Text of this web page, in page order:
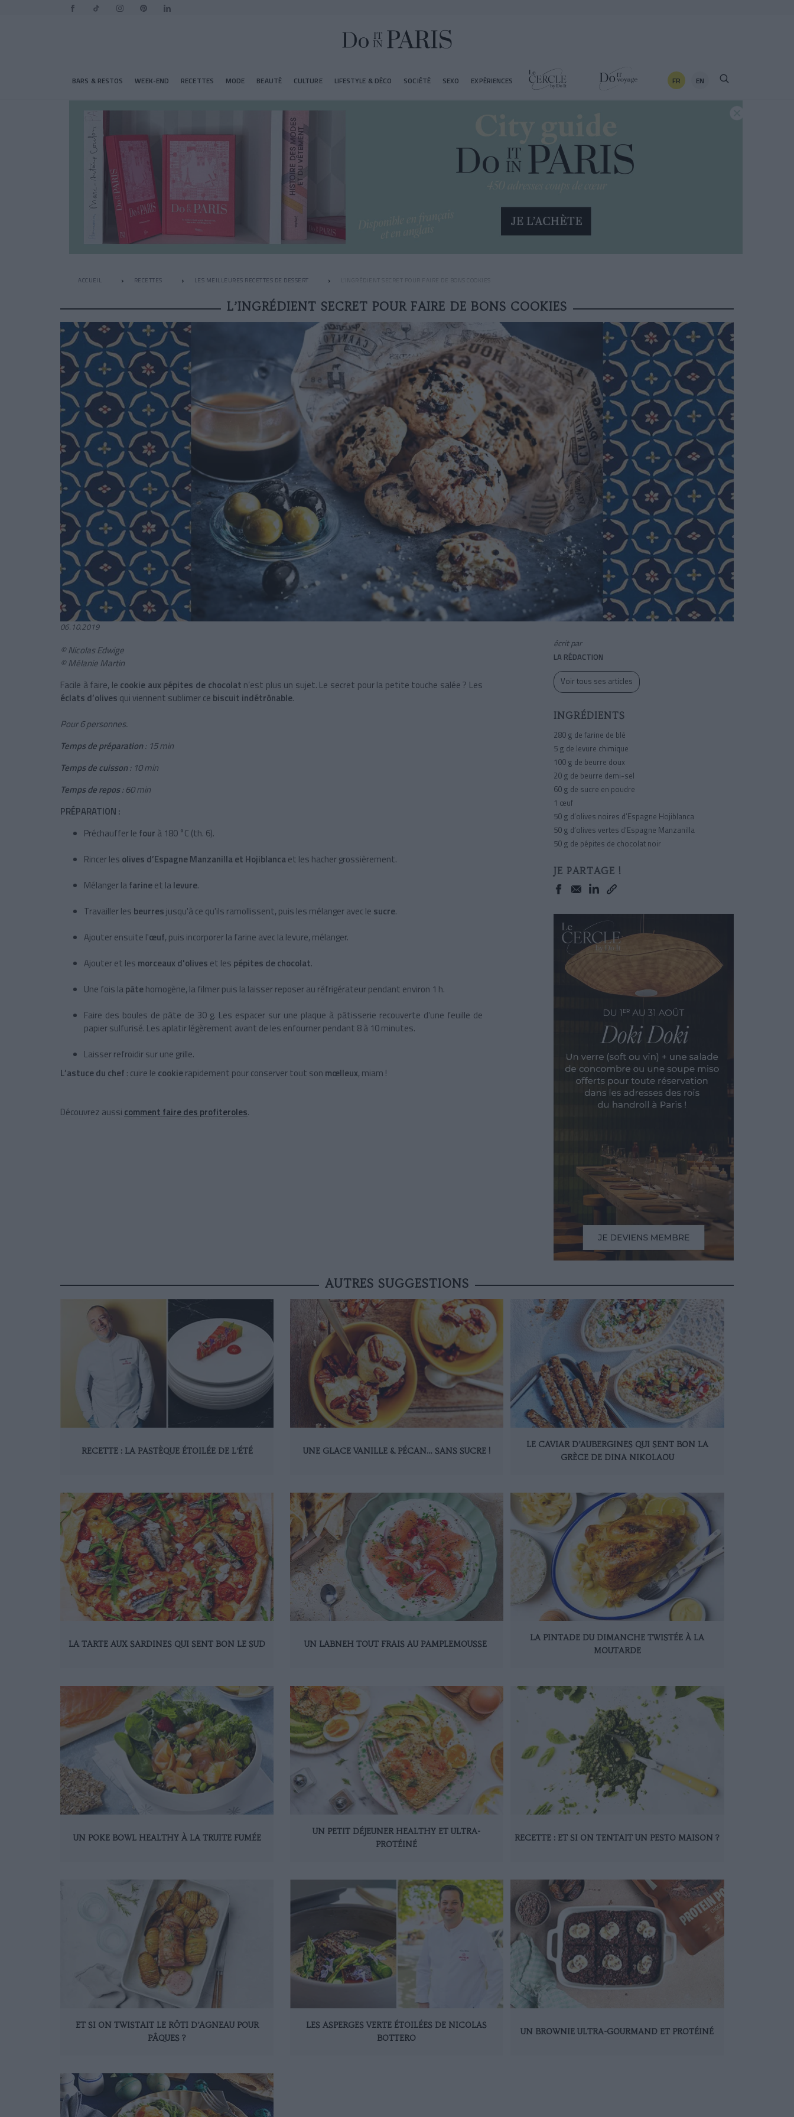
BARS & RESTOS WEEK-END RECETTES MODE BEAUTÉ CULTURE LIFESTYLE & DÉCO SOCIÉTÉ SEXO EXPÉRIENCES FR EN
ACCUEIL RECETTES LES MEILLEURES RECETTES DE DESSERT L’INGRÉDIENT SECRET POUR FAIRE DE BONS COOKIES
L’INGRÉDIENT SECRET POUR FAIRE DE BONS COOKIES
06.10.2019
©Nicolas Edwige
©Mélanie Martin
Facile à faire, le cookie aux pépites de chocolat n’est plus un sujet. Le secret pour la petite touche salée ? Les
éclats d’olives qui viennent sublimer ce biscuit indétrônable.
Pour 6 personnes.
Temps de préparation: 15 min
Temps de cuisson: 10 min
Temps de repos: 60 min
PRÉPARATION :
Préchauffer le four à 180 °C (th. 6).
Rincer les olives d’Espagne Manzanilla et Hojiblancaet les hacher grossièrement.
Mélanger lafarineet lalevure.
Travailler les beurres jusqu'à ce qu'ils ramollissent, puis les mélanger avec le sucre.
Ajouter ensuite l'œuf, puis incorporer la farine avec la levure, mélanger.
Ajouter et les morceaux d'olives et les pépites de chocolat.
Une fois lapâtehomogène, la filmer puis la laisser reposer au réfrigérateur pendant environ 1 h.
Faire des boules de pâte de 30 g. Les espacer sur une plaque à pâtisserie recouverte d'une feuille de
papier sulfurisé. Les aplatir légèrement avant de les enfourner pendant 8 à 10 minutes.
Laisser refroidir sur une grille.
L’astuce du chef : cuire le cookierapidement pour conserver tout son mœlleux, miam !
Découvrez aussi comment faire des profiteroles.
écrit par
LA RÉDACTION
Voir tous ses articles
INGRÉDIENTS
280 g de farine de blé
5 g de levure chimique
100 g de beurre doux
20 g de beurre demi-sel
60 g de sucre en poudre
1 œuf
50 g d’olives noires d’Espagne Hojiblanca
50 g d’olives vertes d’Espagne Manzanilla
50 g de pépites de chocolat noir
JE PARTAGE !
AUTRES SUGGESTIONS
RECETTE : LA PASTÈQUE ÉTOILÉE DE L’ÉTÉ UNE GLACE VANILLE & PÉCAN… SANS SUCRE !
LE CAVIAR D’AUBERGINES QUI SENT BON LA
GRÈCE DE DINA NIKOLAOU
LA TARTE AUX SARDINES QUI SENT BON LE SUD UN LABNEH TOUT FRAIS AU PAMPLEMOUSSE
LA PINTADE DU DIMANCHE TWISTÉE À LA
MOUTARDE
UN POKE BOWL HEALTHY À LA TRUITE FUMÉE
UN PETIT DÉJEUNER HEALTHY ET ULTRA-
PROTÉINÉ
RECETTE : ET SI ON TENTAIT UN PESTO MAISON ?
ET SI ON TWISTAIT LE RÔTI D’AGNEAU POUR
PÂQUES ?
LES ASPERGES VERTE ÉTOILÉES DE NICOLAS
BOTTERO
UN BROWNIE ULTRA-GOURMAND ET PROTÉINÉ